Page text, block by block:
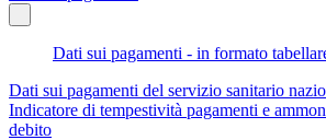
Dati sui pagamenti - in formato
Dati sui pagamenti del servizio sanitario
Indicatore di tempestività pagamenti e
debito